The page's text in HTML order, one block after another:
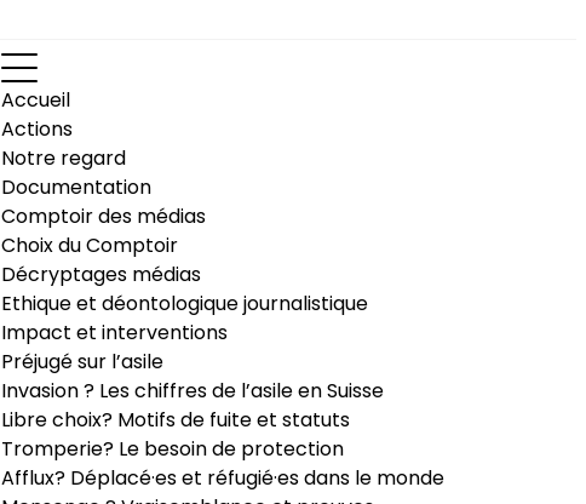
Accueil
Actions
Notre regard
Documentation
Comptoir des médias
Choix du Comptoir
Décryptages médias
Ethique et déontologique journalistique
Impact et interventions
Préjugé sur l’asile
Invasion ? Les chiffres de l’asile en Suisse
Libre choix? Motifs de fuite et statuts
Tromperie? Le besoin de protection
Afflux? Déplacé·es et réfugié·es dans le monde